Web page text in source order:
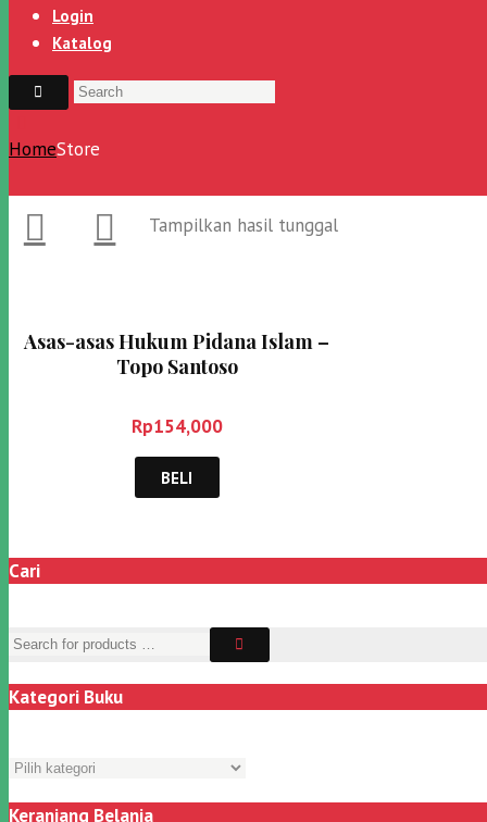
Login
Katalog
HomeStore
Tampilkan hasil tunggal
Asas-asas Hukum Pidana Islam –
Topo Santoso
Rp154,000
BELI
Cari
Kategori Buku
Keranjang Belanja